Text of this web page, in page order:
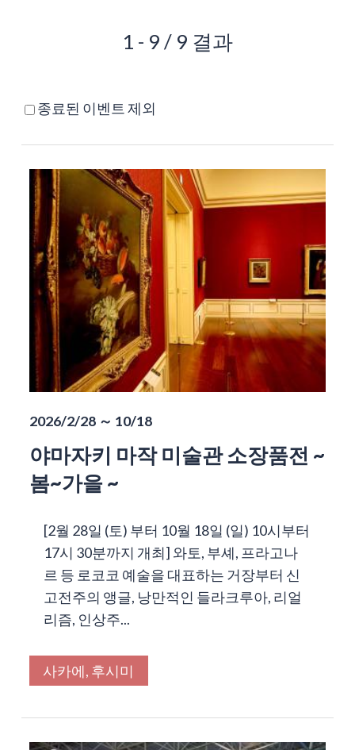
1 - 9 / 9 결과
종료된 이벤트 제외
2026/2/28 ～ 10/18
야마자키 마작 미술관 소장품전 ~
봄~가을 ~
[2월 28일 (토) 부터 10월 18일 (일) 10시부터
17시 30분까지 개최] 와토, 부셰, 프라고나
르 등 로코코 예술을 대표하는 거장부터 신
고전주의 앵글, 낭만적인 들라크루아, 리얼
리즘, 인상주...
사카에, 후시미